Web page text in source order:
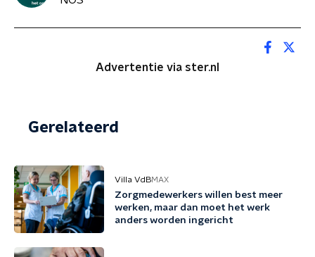
Advertentie via ster.nl
Gerelateerd
Villa VdBMAX
Zorgmedewerkers willen best meer
werken, maar dan moet het werk
anders worden ingericht